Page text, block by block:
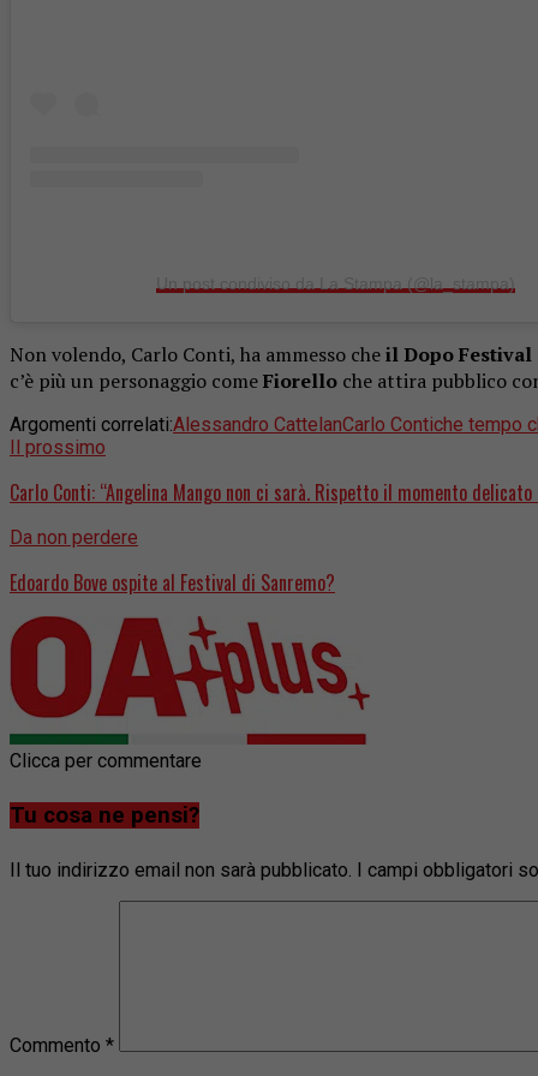
Non volendo, Carlo Conti, ha ammesso cheil Dopo Festival
c’è più un personaggio comeFiorello che attira pubblico
Argomenti correlati:Alessandro CattelanCarlo Contiche tempo
Il prossimo
Carlo Conti: “Angelina Mango non ci sarà. Rispetto il momento
Da non perdere
Edoardo Bove ospite al Festival di Sanremo?
Clicca per commentare
Tu cosa ne pensi?
Il tuo indirizzo email non sarà pubblicato. I campi obbligatori
Commento *